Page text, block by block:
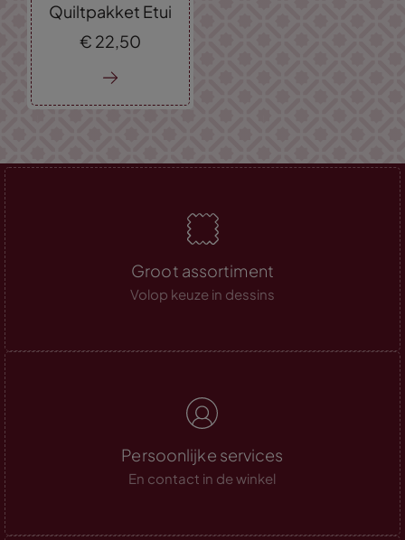
Quiltpakket Etui
€ 22,50
Groot assortiment
Volop keuze in dessins
Persoonlijke services
En contact in de winkel